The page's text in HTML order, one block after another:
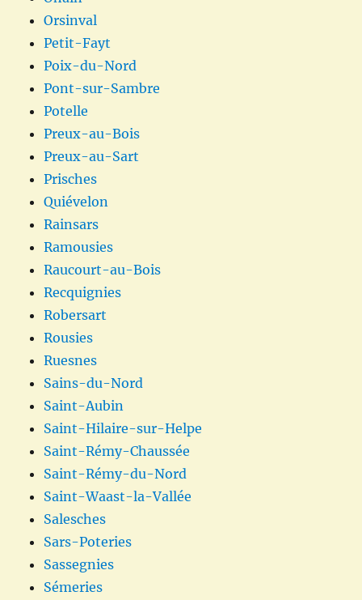
Orsinval
Petit-Fayt
Poix-du-Nord
Pont-sur-Sambre
Potelle
Preux-au-Bois
Preux-au-Sart
Prisches
Quiévelon
Rainsars
Ramousies
Raucourt-au-Bois
Recquignies
Robersart
Rousies
Ruesnes
Sains-du-Nord
Saint-Aubin
Saint-Hilaire-sur-Helpe
Saint-Rémy-Chaussée
Saint-Rémy-du-Nord
Saint-Waast-la-Vallée
Salesches
Sars-Poteries
Sassegnies
Sémeries